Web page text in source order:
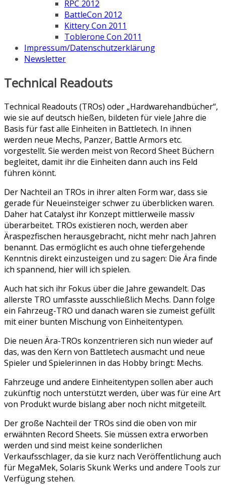
RPC 2012
BattleCon 2012
Kittery Con 2011
Toblerone Con 2011
Impressum/Datenschutzerklärung
Newsletter
Technical Readouts
Technical Readouts (TROs) oder „Hardwarehandbücher“,
wie sie auf deutsch hießen, bildeten für viele Jahre die
Basis für fast alle Einheiten in Battletech. In ihnen
werden neue Mechs, Panzer, Battle Armors etc.
vorgestellt. Sie werden meist von Record Sheet Büchern
begleitet, damit ihr die Einheiten dann auch ins Feld
führen könnt.
Der Nachteil an TROs in ihrer alten Form war, dass sie
gerade für Neueinsteiger schwer zu überblicken waren.
Daher hat Catalyst ihr Konzept mittlerweile massiv
überarbeitet. TROs existieren noch, werden aber
Äraspezfischen herausgebracht, nicht mehr nach Jahren
benannt. Das ermöglicht es auch ohne tiefergehende
Kenntnis direkt einzusteigen und zu sagen: Die Ära finde
ich spannend, hier will ich spielen.
Auch hat sich ihr Fokus über die Jahre gewandelt. Das
allerste TRO umfasste ausschließlich Mechs. Dann folge
ein Fahrzeug-TRO und danach waren sie zumeist gefüllt
mit einer bunten Mischung von Einheitentypen.
Die neuen Ära-TROs konzentrieren sich nun wieder auf
das, was den Kern von Battletech ausmacht und neue
Spieler und Spielerinnen in das Hobby bringt: Mechs.
Fahrzeuge und andere Einheitentypen sollen aber auch
zukünftig noch unterstützt werden, über was für eine Art
von Produkt wurde bislang aber noch nicht mitgeteilt.
Der große Nachteil der TROs sind die oben von mir
erwähnten Record Sheets. Sie müssen extra erworben
werden und sind meist keine sonderlichen
Verkaufsschlager, da sie kurz nach Veröffentlichung auch
für MegaMek, Solaris Skunk Werks und andere Tools zur
Verfügung stehen.